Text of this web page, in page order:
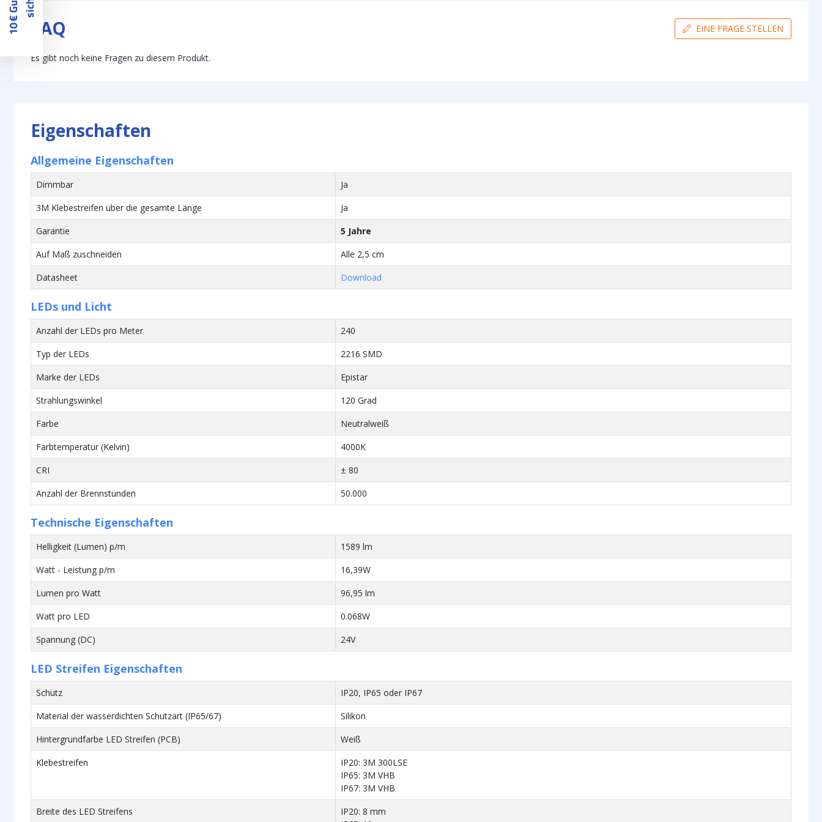
IP67: 3M VHB
IP20: 8 mm
FAQ EINE FRAGE STELLEN
Es gibt noch keine Fragen zu diesem Produkt.
Eigenschaften
Allgemeine Eigenschaften
Dimmbar
Ja
3M Klebestreifen über die gesamte Länge
Ja
Garantie
5 Jahre
Auf Maß zuschneiden
Alle 2,5 cm
Datasheet
Download
LEDs und Licht
Anzahl der LEDs pro Meter
240
Typ der LEDs
2216 SMD
Marke der LEDs
Epistar
Strahlungswinkel
120 Grad
Farbe
Neutralweiß
Farbtemperatur (Kelvin)
4000K
CRI
± 80
Anzahl der Brennstunden
50.000
Technische Eigenschaften
Helligkeit (Lumen) p/m
1589 lm
Watt - Leistung p/m
16,39W
Lumen pro Watt
96,95 lm
Watt pro LED
0.068W
Spannung (DC)
24V
LED Streifen Eigenschaften
Schutz
IP20, IP65 oder IP67
Material der wasserdichten Schutzart (IP65/67)
Silikon
Hintergrundfarbe LED Streifen (PCB)
Weiß
Klebestreifen
IP20: 3M 300LSE
IP65: 3M VHB
IP67: 3M VHB
Breite des LED Streifens
IP20: 8 mm